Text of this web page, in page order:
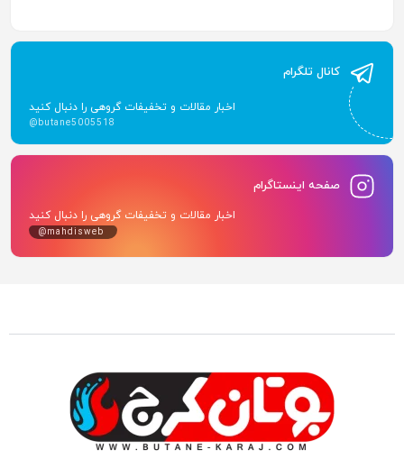
کانال تلگرام
اخبار مقالات و تخفیفات گروهی را دنبال کنید
@butane5005518
صفحه اینستاگرام
اخبار مقالات و تخفیفات گروهی را دنبال کنید
@mahdisweb